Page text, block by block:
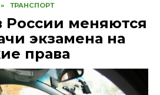
» ТРАНСПОРТ
России меняются
экзамена на
права